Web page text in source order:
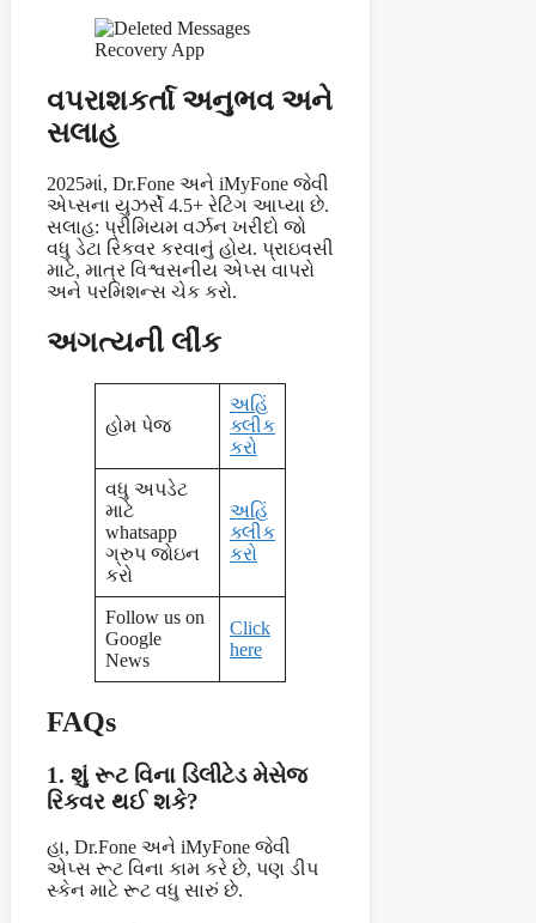
વપરાશકર્તા અનુભવ અને
સલાહ
2025માં, Dr.Fone અને iMyFone જેવી
એપ્સના યુઝર્સે 4.5+ રેટિંગ આપ્યા છે.
સલાહ: પ્રીમિયમ વર્ઝન ખરીદો જો
વધુ ડેટા રિકવર કરવાનું હોય. પ્રાઇવસી
માટે, માત્ર વિશ્વસનીય એપ્સ વાપરો
અને પરમિશન્સ ચેક કરો.
અગત્યની લીંક
હોમ પેજ
અહિં
ક્લીક
કરો
વધુ અપડેટ
માટે
whatsapp
ગ્રુપ જોઇન
કરો
અહિં
ક્લીક
કરો
Follow us on
Google
News
Click
here
FAQs
1. શું રૂટ વિના ડિલીટેડ મેસેજ
રિકવર થઈ શકે?
હા, Dr.Fone અને iMyFone જેવી
એપ્સ રૂટ વિના કામ કરે છે, પણ ડીપ
સ્કેન માટે રૂટ વધુ સારું છે.